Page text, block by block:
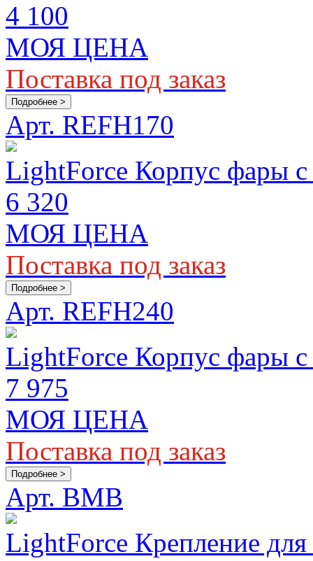
4 100
МОЯ ЦЕНА
Поставка под заказ
Подробнее >
Арт. REFH170
LightForce Корпус фары
6 320
МОЯ ЦЕНА
Поставка под заказ
Подробнее >
Арт. REFH240
LightForce Корпус фары
7 975
МОЯ ЦЕНА
Поставка под заказ
Подробнее >
Арт. BMB
LightForce Крепление